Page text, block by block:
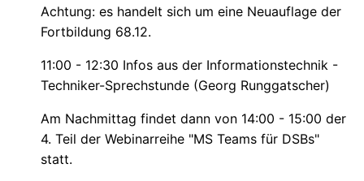
Achtung: es handelt sich um eine Neuauflage der
Fortbildung 68.12.
11:00 - 12:30 Infos aus der Informationstechnik -
Techniker-Sprechstunde (Georg Runggatscher)
Am Nachmittag findet dann von 14:00 - 15:00 der
4. Teil der Webinarreihe "MS Teams für DSBs"
statt.